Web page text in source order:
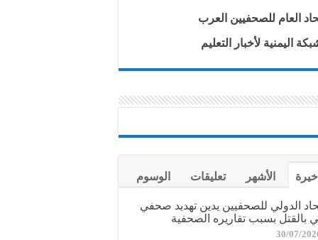
العام للصحفيين العرب
اليمنية لأخبار التعليم
الأشهر تعليقات الوسوم
الدولي للصحفيين يدين تهديد صحفي
بالقتل بسبب تقاريره الصحفية
30/07/